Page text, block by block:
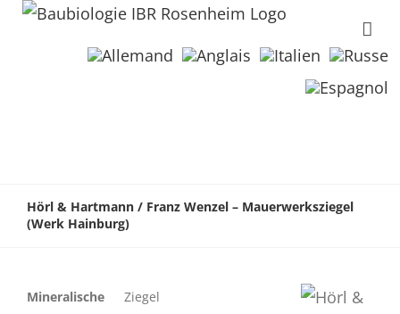
Hörl & Hartmann / Franz Wenzel – Mauerwerksziegel
(Werk Hainburg)
Mineralische
Ziegel